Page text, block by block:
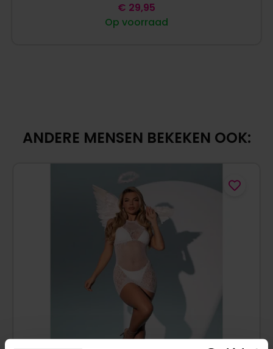
Op voorraad
€ 29,95
ANDERE MENSEN BEKEKEN OOK: